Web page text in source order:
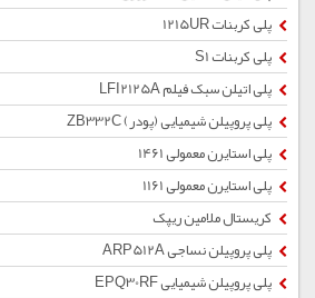
پلی کربنات 1215UR
پلی کربنات S1
پلی اتیلن سبک فیلم LFI2125A
پلی پروپیلن شیمیایی (پودر) ZB332C
پلی استایرن معمولی 1461
پلی استایرن معمولی 1161
کریستال ملامین ریپک
پلی پروپیلن نساجی ARP512A
پلی پروپیلن شیمیایی EPQ30RF